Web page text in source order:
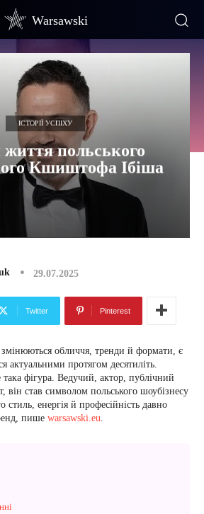
Warsawski
ІСТОРІЇ УСПІХУ
життя польського
Кшиштофа Ібіша
29.07.2025
Twitter Pinterest
обличчя, тренди й формати, є
актуальними протягом десятиліть.
фігура. Ведучий, актор, публічний
він став символом польського шоубізнесу
енергія й професійність давно
пише warsawski.eu.